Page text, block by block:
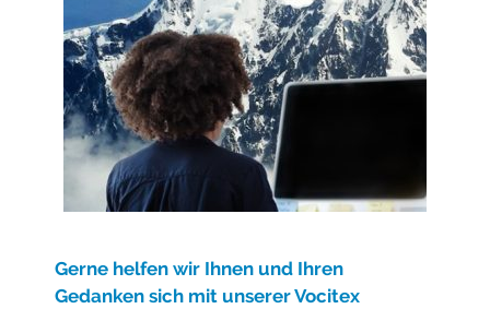
Gerne helfen wir Ihnen und Ihren
Gedanken sich mit unserer Vocitex